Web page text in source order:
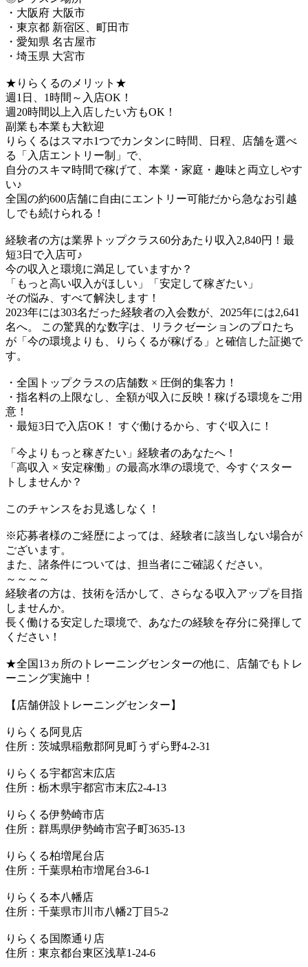
・大阪府 大阪市
・東京都 新宿区、町田市
・愛知県 名古屋市
・埼玉県 大宮市
★りらくるのメリット★
週1日、1時間～入店OK！
週20時間以上入店したい方もOK！
副業も本業も大歓迎
りらくるはスマホ1つでカンタンに時間、日程、店舗を選べ
る「入店エントリー制」で、
​自分のスキマ時間で稼げて、本業・家庭・趣味と両立しやす
い♪​
全国の約600店舗に自由にエントリー可能だから急なお引越
しでも続けられる！
経験者の方は業界トップクラス60分あたり収入2,840円！最
短3日で入店可♪
今の収入と環境に満足していますか？
「もっと高い収入がほしい」「安定して稼ぎたい」
その悩み、すべて解決します！
2023年には303名だった経験者の入会数が、2025年には2,641
名へ。 この驚異的な数字は、リラクゼーションのプロたち
が「今の環境よりも、りらくるが稼げる」と確信した証拠で
す。
・全国トップクラスの店舗数 × 圧倒的集客力！
・指名料の上限なし、全額が収入に反映！稼げる環境をご用
意！
・最短3日で入店OK！ すぐ働けるから、すぐ収入に！
「今よりもっと稼ぎたい」経験者のあなたへ！
「高収入 × 安定稼働」の最高水準の環境で、今すぐスター
トしませんか？
このチャンスをお見逃しなく！
※応募者様のご経歴によっては、経験者に該当しない場合が
ございます。
また、諸条件については、担当者にご確認ください。
～～～～
経験者の方は、技術を活かして、さらなる収入アップを目指
しませんか。
長く働ける安定した環境で、あなたの経験を存分に発揮して
ください！
★全国13ヵ所のトレーニングセンターの他に、店舗でもトレ
ーニング実施中！
【店舗併設トレーニングセンター】
りらくる阿見店
住所：茨城県稲敷郡阿見町うずら野4-2-31
りらくる宇都宮末広店
住所：栃木県宇都宮市末広2-4-13
りらくる伊勢崎市店
住所：群馬県伊勢崎市宮子町3635-13
りらくる柏増尾台店
住所：千葉県柏市増尾台3-6-1
りらくる本八幡店
住所：千葉県市川市八幡2丁目5-2
りらくる国際通り店
住所：東京都台東区浅草1-24-6